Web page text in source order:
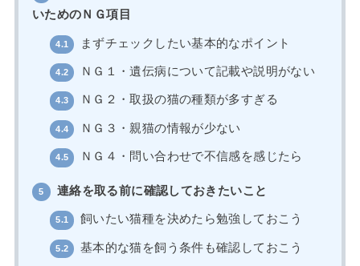
いためのＮＧ項目
4.1 まずチェックしたい基本的なポイント
4.2 ＮＧ１・遺伝病について記載や説明がない
4.3 ＮＧ２・取扱の猫の種類が多すぎる
4.4 ＮＧ３・親猫の情報が少ない
4.5 ＮＧ４・問い合わせで不信感を感じたら
5 連絡を取る前に確認しておきたいこと
5.1 飼いたい猫種を決めたら勉強しておこう
5.2 基本的な猫を飼う条件も確認しておこう